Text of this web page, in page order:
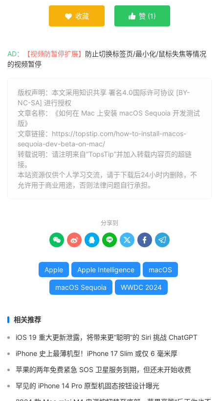
 收藏  赞 (1)
AD： 【视频防暂停扩展】 防止切换标签页/最小化/鼠标失焦等情况
的视频暂停
版权声明：本文采用知识共享 署名4.0国际许可协议 [BY-
NC-SA] 进行授权
文章名称：《如何在 Mac 上安装 macOS Sequoia 开发测试
版》
文章链接： https://topstip.com/how-to-install-macos-
sequoia-dev-beta-on-mac/
转载说明：请注明来自“TopsTip”并加入转载内容页的超链
接。
本站资源仅供个人学习交流，请于下载后24小时内删除，不
允许用于商业用途，否则法律问题自行承担。
分享到
      
Apple Apple Intelligence macOS
macOS Sequoia WWDC 2024
相关推荐
iOS 19 重大更新泄露，将带来更“聪明”的 Siri 挑战 ChatGPT
iPhone 史上最薄机型！iPhone 17 Slim 或仅 6 毫米厚
苹果的两年免费紧急 SOS 卫星服务到期，但还未开始收费
罕见的 iPhone 14 Pro 原型机固态按钮设计曝光